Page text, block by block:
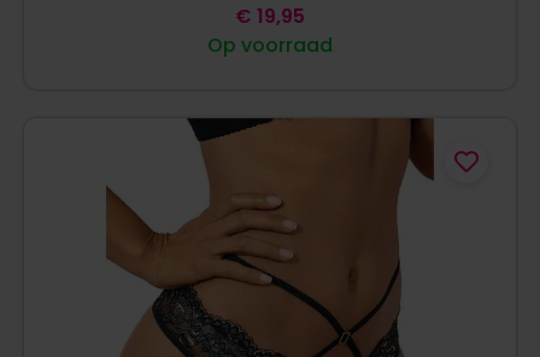
Op voorraad
€ 19,95